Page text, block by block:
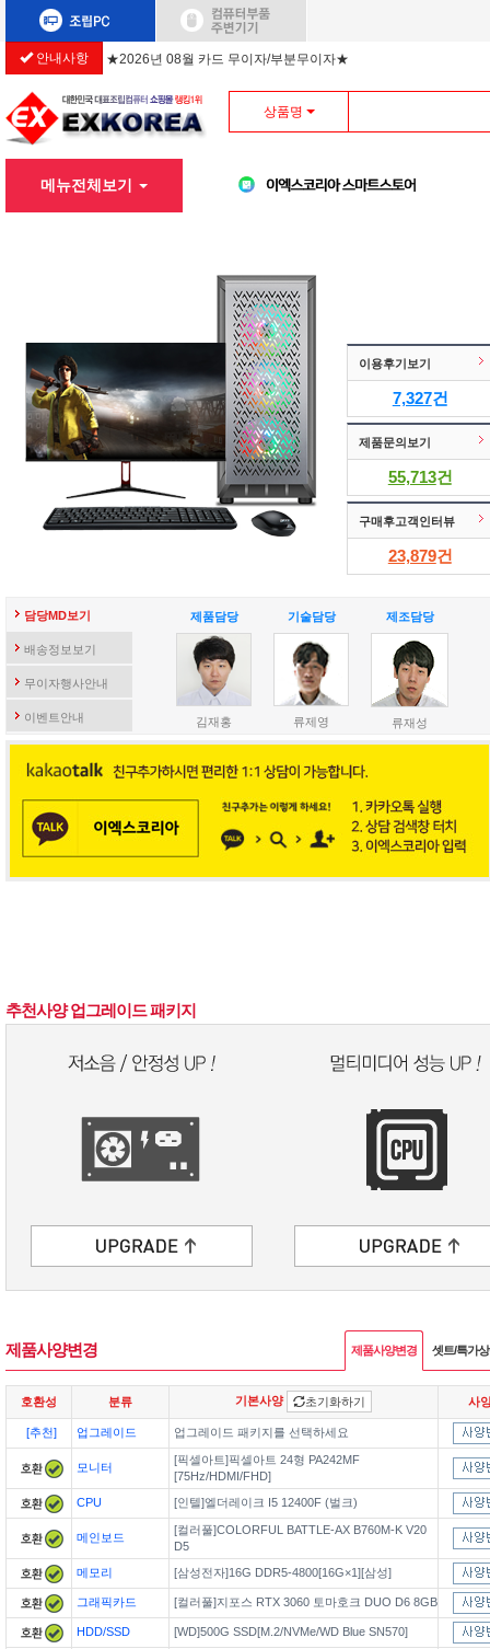
안내사항 ★2026년 08월 카드 무이자/부분무이자★
상품명
메뉴전체보기
이용후기보기
7,327건
제품문의보기
55,713건
구매후고객인터뷰
23,879건
담당MD보기
배송정보보기
무이자행사안내
이벤트안내
제품담당
김재홍
기술담당
류제영
제조담당
류재성
추천사양 업그레이드 패키지
제품사양변경 제품사양변경 셋트/특가
호환성 분류 기본사양 초기화하기 사
[추천] 업그레이드 업그레이드 패키지를 선택하세요
모니터
[픽셀아트]픽셀아트 24형 PA242MF
[75Hz/HDMI/FHD]
CPU
[인텔]엘더레이크 I5 12400F (벌크)
메인보드
[컬러풀]COLORFUL BATTLE-AX B760M-K V20
D5
메모리
[삼성전자]16G DDR5-4800[16G×1][삼성]
그래픽카드 [컬러풀]지포스 RTX 3060 토마호크 DUO D6 8GB
HDD/SSD [WD]500G SSD[M.2/NVMe/WD Blue SN570]